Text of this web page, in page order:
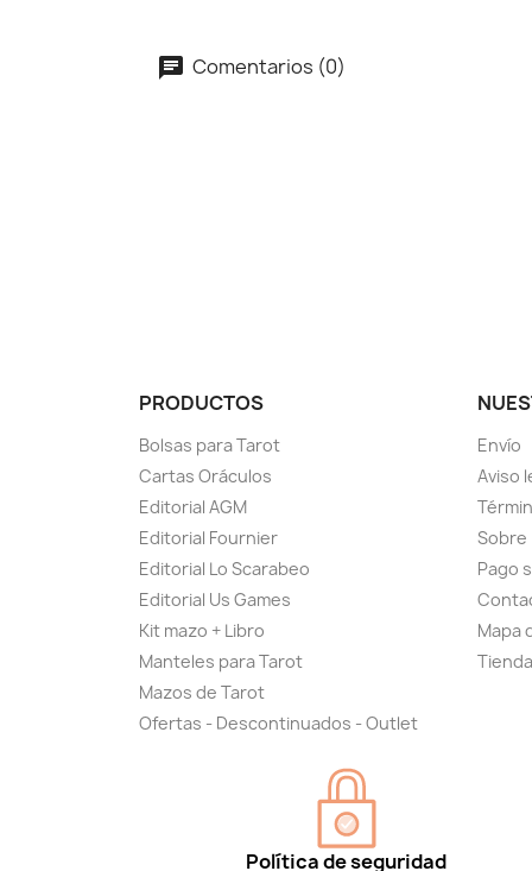
Comentarios (0)
PRODUCTOS
Bolsas para Tarot
Cartas Oráculos
Editorial AGM
Editorial Fournier
Editorial Lo Scarabeo
Editorial Us Games
Kit mazo + Libro
Manteles para Tarot
Mazos de Tarot
Ofertas - Descontinuados - Outlet
Envío
Aviso
Pago
Mapa
Política de seguridad